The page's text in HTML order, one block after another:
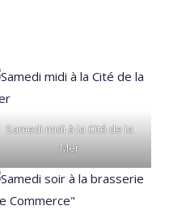
Samedi midi à la Cité de la
Mer